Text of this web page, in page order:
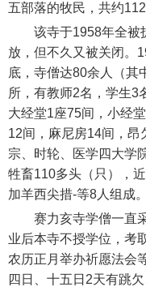
五部落的牧民，共约
该寺于1958年全被
放，但不久又被关闭。
底，寺僧达80余人（其
所，有教师2名，学生3
大经堂1座75间，小经
12间，麻尼房14间，
宗、时轮、医学四大学
牲畜110多头（只），
加羊西尖措-等8人组成。
赛力亥寺学僧一直采
业后本寺不授学位，考
农历正月举办祈愿法会
四日、十五日2天有跳欠